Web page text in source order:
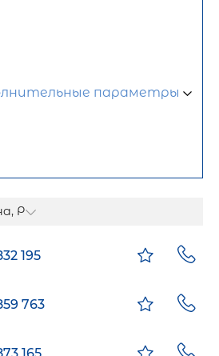
параметры
Р
195
763